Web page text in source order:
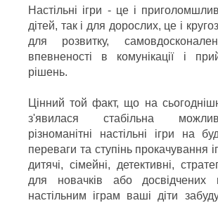
Настільні ігри - це і
дітей, так і для дорослих, це і
для розвитку,
впевненості в комунікації і
рішень.
Цінний той факт, що на
з'явилася стабільна
різноманітні настільні ігри на
переваги та ступінь прокачування
дитячі, сімейні, детективні,
для новачків або досвідчених
настільним іграм ваші діти